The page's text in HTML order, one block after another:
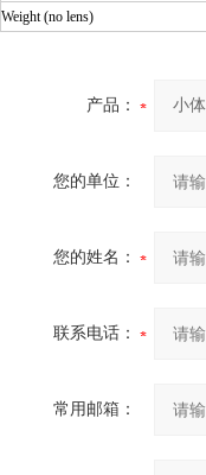
Weight (no lens)
产品：
您的单位：
您的姓名：
联系电话：
常用邮箱：